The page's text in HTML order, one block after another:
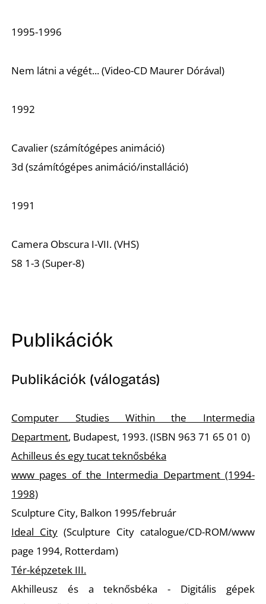
1995-1996
Nem látni a végét... (Video-CD Maurer Dórával)
1992
Cavalier (számítógépes animáció)
3d (számítógépes animáció/installáció)
1991
Camera Obscura I-VII. (VHS)
S8 1-3 (Super-8)
Publikációk
Publikációk (válogatás)
Computer Studies Within the Intermedia
Department, Budapest, 1993. (ISBN 963 71 65 01 0)
Achilleus és egy tucat teknősbéka
www pages of the Intermedia Department (1994-
1998)
Sculpture City, Balkon 1995/február
Ideal City (Sculpture City catalogue/CD-ROM/www
page 1994, Rotterdam)
Tér-képzetek III.
Akhilleusz és a teknősbéka - Digitális gépek